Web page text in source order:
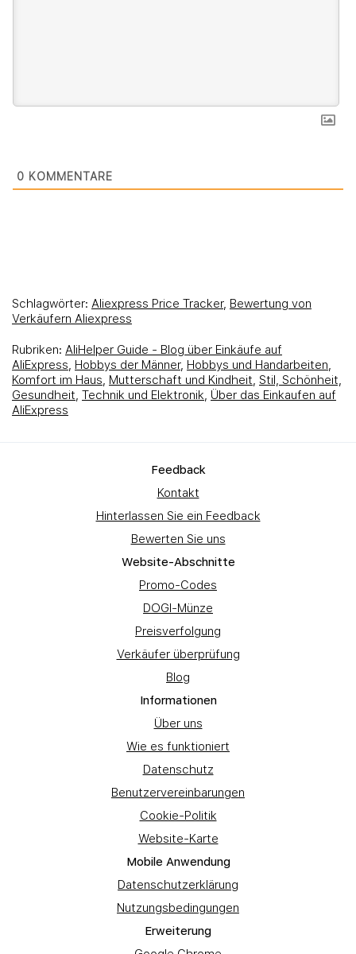
0 KOMMENTARE
Schlagwörter: Aliexpress Price Tracker, Bewertung von
Verkäufern Aliexpress
Rubriken: AliHelper Guide - Blog über Einkäufe auf
AliExpress, Hobbys der Männer, Hobbys und Handarbeiten,
Komfort im Haus, Mutterschaft und Kindheit, Stil, Schönheit,
Gesundheit, Technik und Elektronik, Über das Einkaufen auf
AliExpress
Feedback
Kontakt
Hinterlassen Sie ein Feedback
Bewerten Sie uns
Website-Abschnitte
Promo-Codes
DOGI-Münze
Preisverfolgung
Verkäufer überprüfung
Blog
Informationen
Über uns
Wie es funktioniert
Datenschutz
Benutzervereinbarungen
Cookie-Politik
Website-Karte
Mobile Anwendung
Datenschutzerklärung
Nutzungsbedingungen
Erweiterung